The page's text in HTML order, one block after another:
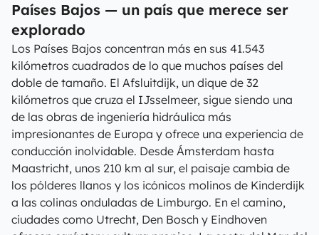
Países Bajos — un país que merece ser
explorado
Los Países Bajos concentran más en sus 41.543
kilómetros cuadrados de lo que muchos países del
doble de tamaño. El Afsluitdijk, un dique de 32
kilómetros que cruza el IJsselmeer, sigue siendo una
de las obras de ingeniería hidráulica más
impresionantes de Europa y ofrece una experiencia de
conducción inolvidable. Desde Ámsterdam hasta
Maastricht, unos 210 km al sur, el paisaje cambia de
los pólderes llanos y los icónicos molinos de Kinderdijk
a las colinas onduladas de Limburgo. En el camino,
ciudades como Utrecht, Den Bosch y Eindhoven